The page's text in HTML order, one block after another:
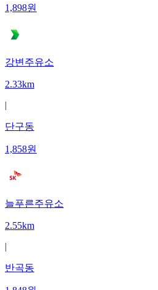
1,898원
강변주유소
2.33km
|
단구동
1,858원
늘푸른주유소
2.55km
|
반곡동